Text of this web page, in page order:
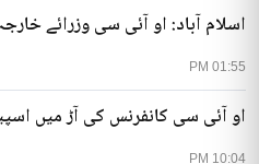
01:55 PM
اسلام آباد: او آئی سی وزرائے
10:04 PM
او آئی سی کانفرنس کی آڑ میں